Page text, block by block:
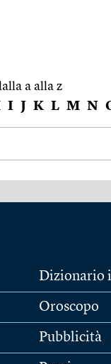
a alla z
I J K L M N
Dizionario
Oroscopo
Pubblicità